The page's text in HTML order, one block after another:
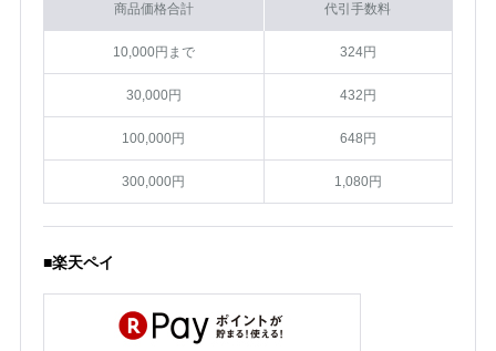
商品価格合計 代引手数料
10,000円まで 324円
30,000円 432円
100,000円 648円
300,000円 1,080円
■楽天ペイ